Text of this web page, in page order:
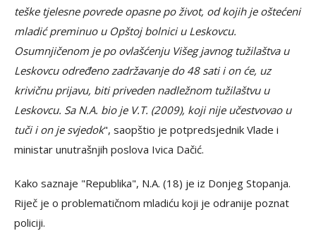
teške tjelesne povrede opasne po život, od kojih je oštećeni
mladić preminuo u Opštoj bolnici u Leskovcu.
Osumnjičenom je po ovlašćenju Višeg javnog tužilaštva u
Leskovcu određeno zadržavanje do 48 sati i on će, uz
krivičnu prijavu, biti priveden nadležnom tužilaštvu u
Leskovcu. Sa N.A. bio je V.T. (2009), koji nije učestvovao u
tuči i on je svjedok", saopštio je potpredsjednik Vlade i
ministar unutrašnjih poslova Ivica Dačić.
Kako saznaje "Republika", N.A. (18) je iz Donjeg Stopanja.
Riječ je o problematičnom mladiću koji je odranije poznat
policiji.